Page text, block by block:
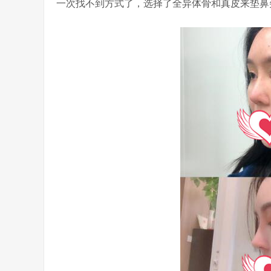
一次找不到方式了，选择了全异体骨和真皮来垫鼻